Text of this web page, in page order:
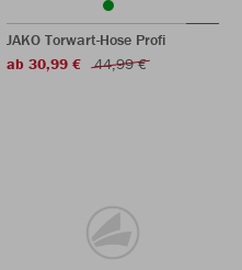
JAKO Torwart-Hose Profi
ab 30,99 €
44,99 €